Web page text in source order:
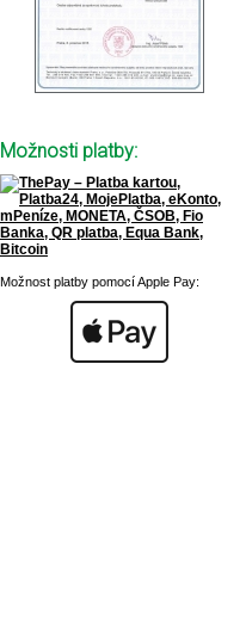
Možnosti platby:
Možnost platby pomocí Apple Pay: